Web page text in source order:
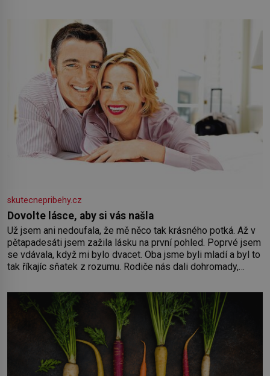
skutecnepribehy.cz
Dovolte lásce, aby si vás našla
Už jsem ani nedoufala, že mě něco tak krásného potká. Až v
pětapadesáti jsem zažila lásku na první pohled. Poprvé jsem
se vdávala, když mi bylo dvacet. Oba jsme byli mladí a byl to
tak říkajíc sňatek z rozumu. Rodiče nás dali dohromady,
oběma moc nesvědčilo, brzy jsme zjistili, že